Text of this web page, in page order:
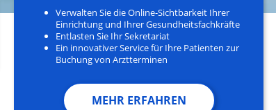
Verwalten Sie die Online-Sichtbarkeit Ihrer
Einrichtung und Ihrer Gesundheitsfachkräfte
Entlasten Sie Ihr Sekretariat
Ein innovativer Service für Ihre Patienten zur
Buchung von Arztterminen
MEHR ERFAHREN